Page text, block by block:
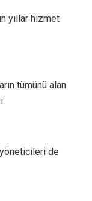
yıllar hizmet
tümünü alan
de